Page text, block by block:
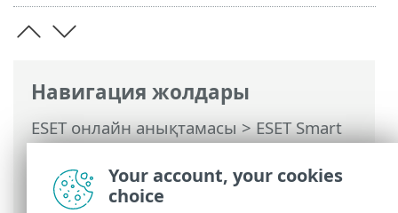
Навигация жолдары
ESET онлайн анықтамасы>ESET Smart
Security Premium>ESET Smart Security
Premium Бағдарламасымен жұмыс істеу
Құралдар> ESET SysInspector
Your account, your cookies
choice